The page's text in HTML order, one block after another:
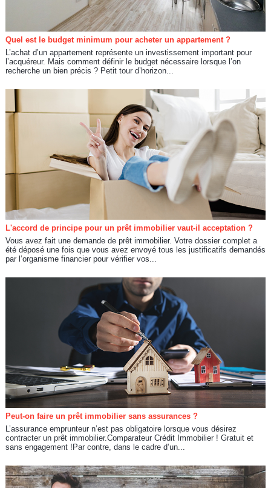
Quel est le budget minimum pour acheter un appartement ?
L’achat d’un appartement représente un investissement important pour
l’acquéreur. Mais comment définir le budget nécessaire lorsque l’on
recherche un bien précis ? Petit tour d’horizon...
L'accord de principe pour un prêt immobilier vaut-il acceptation ?
Vous avez fait une demande de prêt immobilier. Votre dossier complet a
été déposé une fois que vous avez envoyé tous les justificatifs demandés
par l’organisme financier pour vérifier vos...
Peut-on faire un prêt immobilier sans assurances ?
L’assurance emprunteur n’est pas obligatoire lorsque vous désirez
contracter un prêt immobilier.Comparateur Crédit Immobilier ! Gratuit et
sans engagement !Par contre, dans le cadre d’un...